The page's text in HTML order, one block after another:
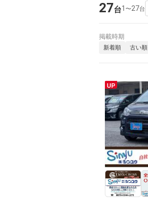
27台1 〜27台
掲載時期
新着順 古い順
UP